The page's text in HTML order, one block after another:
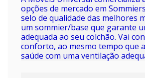
opções de mercado em
selo de qualidade das melhores
um sommier/base que garante
adequada ao seu colchão. Vai
conforto, ao mesmo tempo que
saúde com uma ventilação